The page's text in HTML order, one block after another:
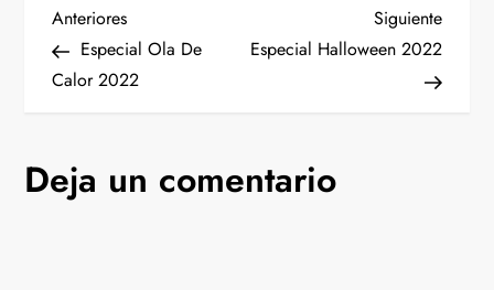
N
a
e
Entrada
anterior
Anteriores
Especial Ola De
Calor 2022
Siguiente
Especial Halloween 2022
Deja un comentario